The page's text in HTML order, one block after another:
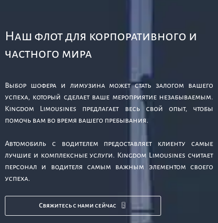
Наш флот для корпоративного и
частного мира
Выбор шофера и лимузина может стать залогом вашего
успеха, который сделает ваше мероприятие незабываемым.
Kingdom Limousines предлагает весь свой опыт, чтобы
помочь вам во время вашего пребывания.
Автомобиль с водителем предоставляет клиенту самые
лучшие и комплексные услуги. Kingdom Limousines считает
персонал и водителя самым важным элементом своего
успеха.
Свяжитесь с нами сейчас